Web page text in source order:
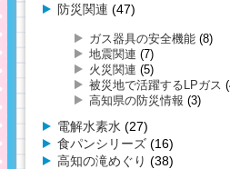
防災関連 (47)
ガス器具の安全機能 (8)
地震関連 (7)
火災関連 (5)
被災地で活躍するLPガス
高知県の防災情報 (3)
電解水素水 (27)
食パンシリーズ (16)
高知の滝めぐり (38)